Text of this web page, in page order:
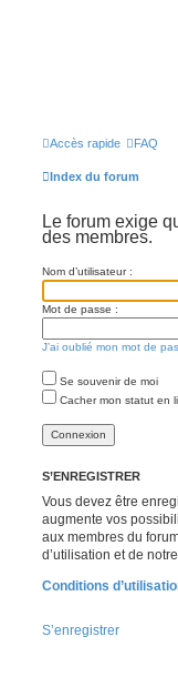
Accès rapide FAQ
Index du forum
Le forum exige
des membres.
Nom d’utilisateur :
Mot de passe :
J’ai oublié mon mot de
Se souvenir de moi
Cacher mon statut en
S’ENREGISTRER
Vous devez être
augmente vos
aux membres du
d’utilisation et de
Conditions
S’enregistrer